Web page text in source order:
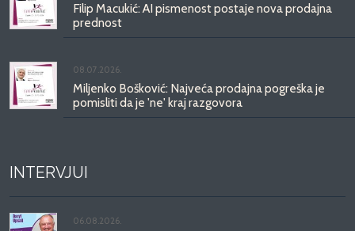
Filip Macukić: AI pismenost postaje nova prodajna
prednost
08.07.2026.
Miljenko Bošković: Najveća prodajna pogreška je
pomisliti da je 'ne' kraj razgovora
INTERVJUI
06.08.2026.